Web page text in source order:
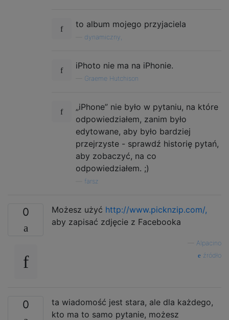
to album mojego przyjaciela
dynamiczny,
iPhoto nie ma na iPhonie.
Graeme Hutchison
„iPhone” nie było w pytaniu, na które
odpowiedziałem, zanim było
edytowane, aby było bardziej
przejrzyste - sprawdź historię pytań,
aby zobaczyć, na co
odpowiedziałem. ;)
farsz
0 Możesz użyć http://www.picknzip.com/,
aby zapisać zdjęcie z Facebooka
Alpacino
źródło
0
ta wiadomość jest stara, ale dla każdego,
kto ma to samo pytanie, możesz